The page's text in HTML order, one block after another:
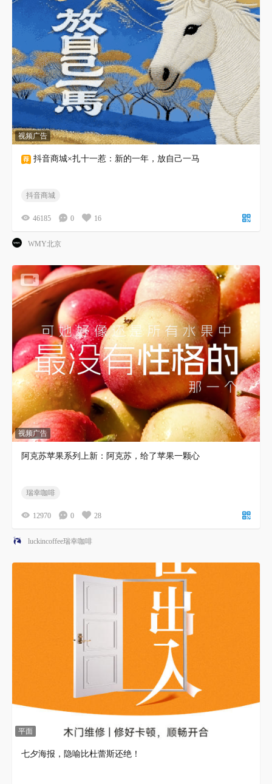
视频广告
抖音商城×扎十一惹：新的一年，放自己一马
抖音商城
46185 0 16
WMY北京
视频广告
阿克苏苹果系列上新：阿克苏，给了苹果一颗心
瑞幸咖啡
12970 0 28
luckincoffee瑞幸咖啡
平面
七夕海报，隐喻比杜蕾斯还绝！